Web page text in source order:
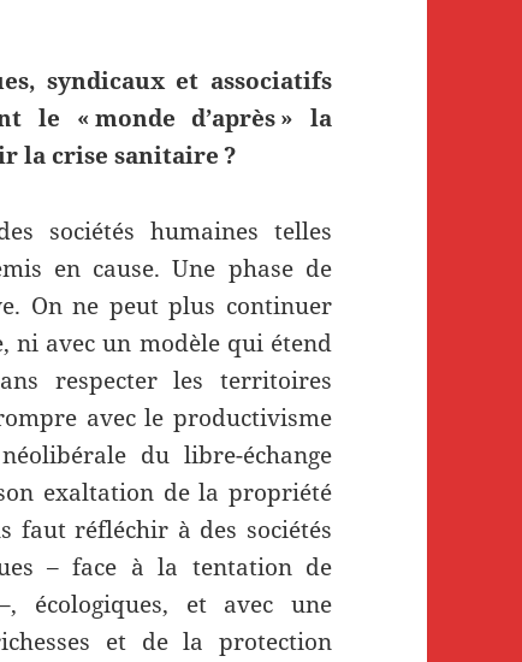
syndicaux et associatifs
le « monde d’après » la
la crise sanitaire ?
sociétés humaines telles
en cause. Une phase de
On ne peut plus continuer
ni avec un modèle qui étend
respecter les territoires
avec le productivisme
du libre-échange
exaltation de la propriété
faut réfléchir à des sociétés
– face à la tentation de
écologiques, et avec une
et de la protection